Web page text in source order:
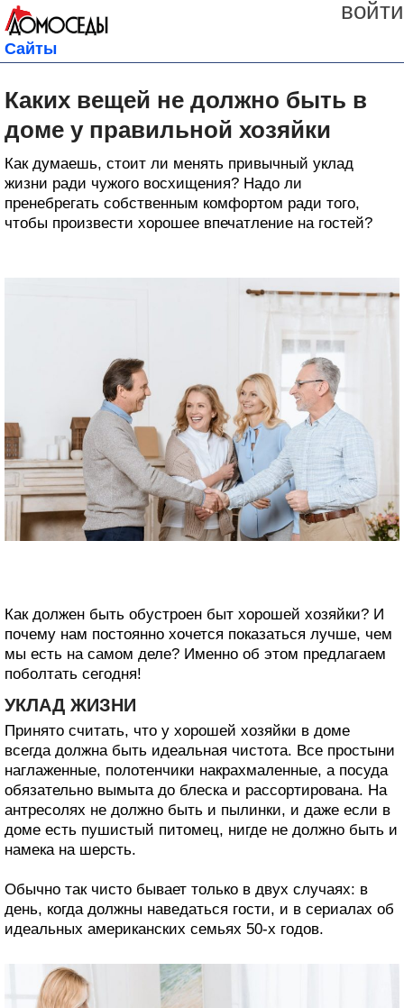
войти
Сайты
Каких вещей не должно быть в
доме у правильной хозяйки
Как думаешь, стоит ли менять привычный уклад
жизни ради чужого восхищения? Надо ли
пренебрегать собственным комфортом ради того,
чтобы произвести хорошее впечатление на гостей?
Как должен быть обустроен быт хорошей хозяйки? И
почему нам постоянно хочется показаться лучше, чем
мы есть на самом деле? Именно об этом предлагаем
поболтать сегодня!
УКЛАД ЖИЗНИ
Принято считать, что у хорошей хозяйки в доме
всегда должна быть идеальная чистота. Все простыни
наглаженные, полотенчики накрахмаленные, а посуда
обязательно вымыта до блеска и рассортирована. На
антресолях не должно быть и пылинки, и даже если в
доме есть пушистый питомец, нигде не должно быть и
намека на шерсть.
Обычно так чисто бывает только в двух случаях: в
день, когда должны наведаться гости, и в сериалах об
идеальных американских семьях 50-х годов.